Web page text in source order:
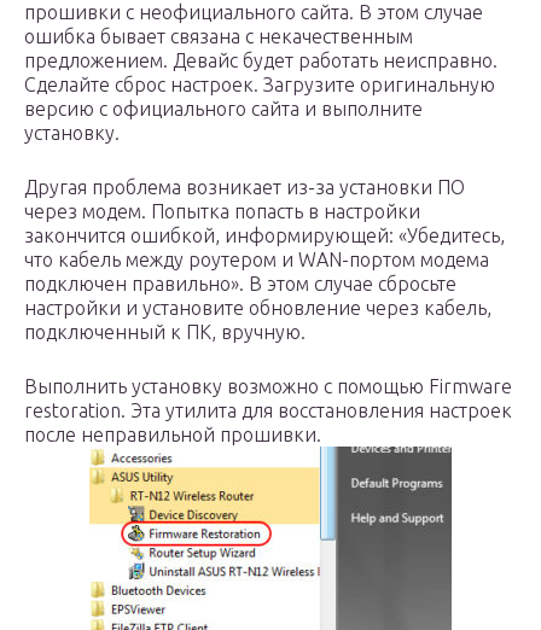
прошивки с неофициального сайта. В этом случае
ошибка бывает связана с некачественным
предложением. Девайс будет работать неисправно.
Сделайте сброс настроек. Загрузите оригинальную
версию с официального сайта и выполните
установку.
Другая проблема возникает из-за установки ПО
через модем. Попытка попасть в настройки
закончится ошибкой, информирующей: «Убедитесь,
что кабель между роутером и WAN-портом модема
подключен правильно». В этом случае сбросьте
настройки и установите обновление через кабель,
подключенный к ПК, вручную.
Выполнить установку возможно с помощью Firmware
restoration. Эта утилита для восстановления настроек
после неправильной прошивки.